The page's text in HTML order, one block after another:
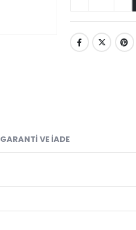
GARANTI VE İADE